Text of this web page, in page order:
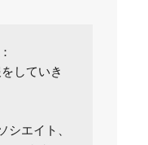
していき
シエイト、